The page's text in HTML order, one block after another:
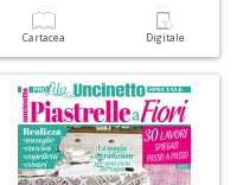
Cartacea Digitale